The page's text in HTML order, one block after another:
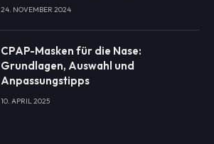
24. NOVEMBER 2024
CPAP-Masken für die Nase:
Grundlagen, Auswahl und
Anpassungstipps
10. APRIL 2025